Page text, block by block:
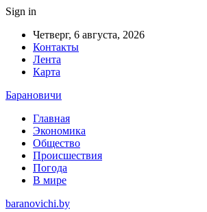
Sign in
Четверг, 6 августа, 2026
Контакты
Лента
Карта
Барановичи
Главная
Экономика
Общество
Происшествия
Погода
В мире
baranovichi.by